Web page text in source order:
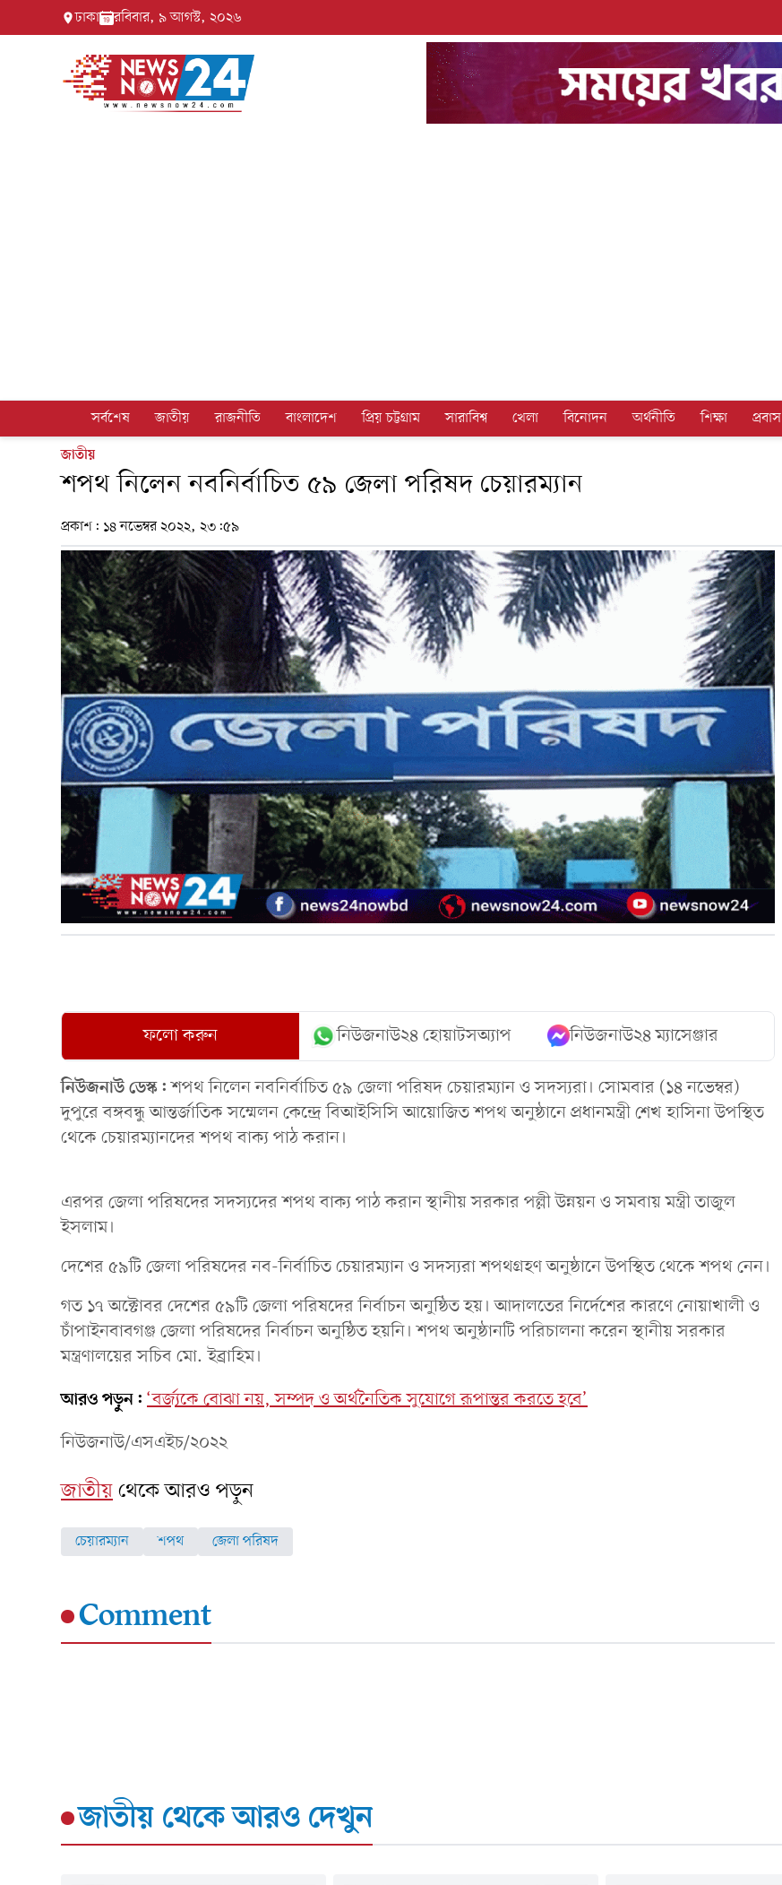
ঢাকা রবিবার, ৯ আগস্ট, ২০২৬
সর্বশেষ জাতীয় রাজনীতি বাংলাদেশ প্রিয় চট্টগ্রাম সারাবিশ্ব খেলা বিনোদন অর্থনীতি শিক্ষা প্রবাস
জাতীয়
শপথ নিলেন নবনির্বাচিত ৫৯ জেলা পরিষদ চেয়ারম্যান
প্রকাশ: ১৪ নভেম্বর ২০২২, ২৩:৫৯
ফলো করুন নিউজনাউ২৪ হোয়াটসঅ্যাপ নিউজনাউ২৪ ম্যাসেঞ্জার
নিউজনাউ ডেস্ক:শপথ নিলেন নবনির্বাচিত ৫৯ জেলা পরিষদ চেয়ারম্যান ও সদস্যরা। সোমবার (১৪ নভেম্বর)
দুপুরে বঙ্গবন্ধু আন্তর্জাতিক সম্মেলন কেন্দ্রে বিআইসিসি আয়োজিত শপথ অনুষ্ঠানে প্রধানমন্ত্রী শেখ হাসিনা উপস্থিত
থেকে চেয়ারম্যানদের শপথ বাক্য পাঠ করান।
এরপর জেলা পরিষদের সদস্যদের শপথ বাক্য পাঠ করান স্থানীয় সরকার পল্লী উন্নয়ন ও সমবায় মন্ত্রী তাজুল
ইসলাম।
দেশের ৫৯টি জেলা পরিষদের নব-নির্বাচিত চেয়ারম্যান ও সদস্যরা শপথগ্রহণ অনুষ্ঠানে উপস্থিত থেকে শপথ নেন।
গত ১৭ অক্টোবর দেশের ৫৯টি জেলা পরিষদের নির্বাচন অনুষ্ঠিত হয়। আদালতের নির্দেশের কারণে নোয়াখালী ও
চাঁপাইনবাবগঞ্জ জেলা পরিষদের নির্বাচন অনুষ্ঠিত হয়নি। শপথ অনুষ্ঠানটি পরিচালনা করেন স্থানীয় সরকার
মন্ত্রণালয়ের সচিব মো. ইব্রাহিম।
আরও পড়ুন: ‘বর্জ্যকে বোঝা নয়, সম্পদ ও অর্থনৈতিক সুযোগে রূপান্তর করতে হবে’
নিউজনাউ/এসএইচ/২০২২
জাতীয়থেকে আরও পড়ুন
চেয়ারম্যান শপথ জেলা পরিষদ
Comment
জাতীয় থেকে আরও দেখুন